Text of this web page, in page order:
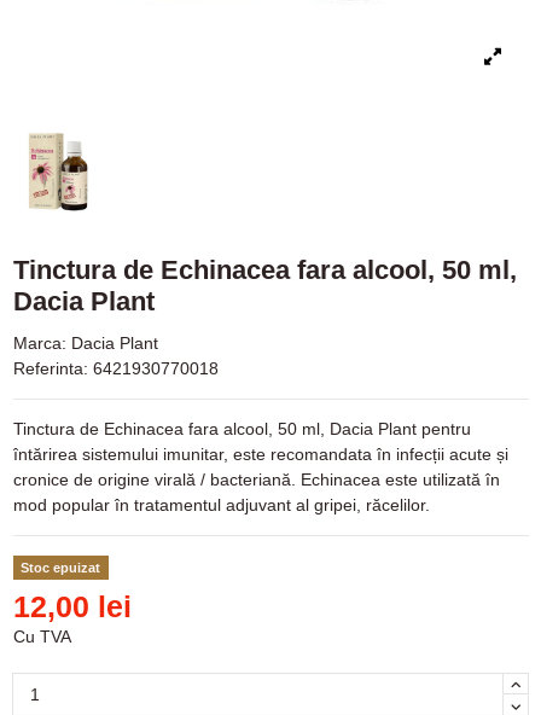
Tinctura de Echinacea fara alcool, 50 ml,
Dacia Plant
Marca: Dacia Plant
Referinta: 6421930770018
Tinctura de Echinacea fara alcool, 50 ml, Dacia Plant pentru
întărirea sistemului imunitar, este recomandata în infecții acute și
cronice de origine virală / bacteriană. Echinacea este utilizată în
mod popular în tratamentul adjuvant al gripei, răcelilor.
Stoc epuizat
12,00 lei
Cu TVA